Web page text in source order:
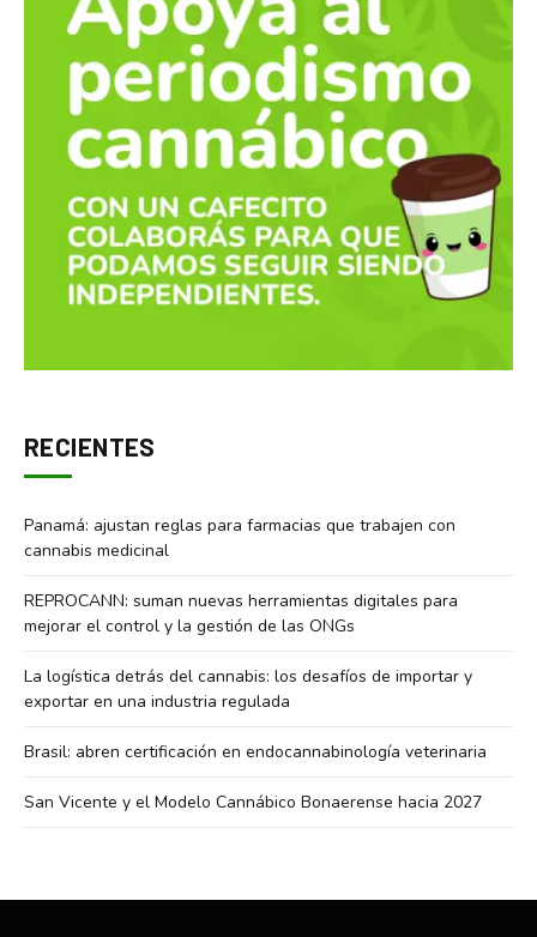
RECIENTES
Panamá: ajustan reglas para farmacias que trabajen con
cannabis medicinal
REPROCANN: suman nuevas herramientas digitales para
mejorar el control y la gestión de las ONGs
La logística detrás del cannabis: los desafíos de importar y
exportar en una industria regulada
Brasil: abren certificación en endocannabinología veterinaria
San Vicente y el Modelo Cannábico Bonaerense hacia 2027